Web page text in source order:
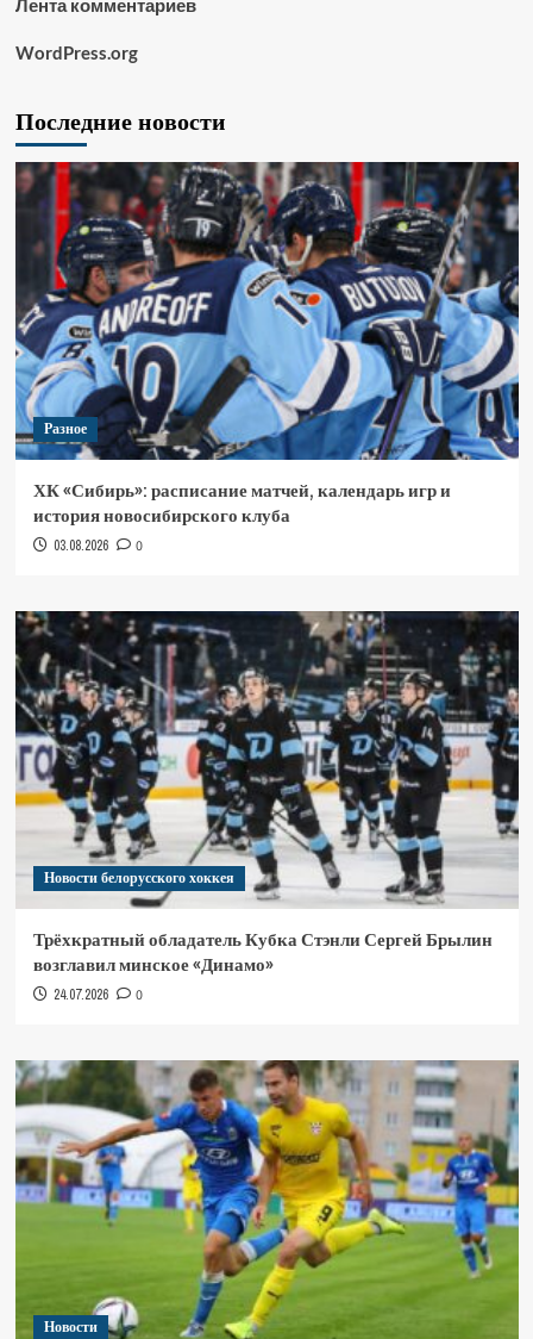
Лента комментариев
WordPress.org
Последние новости
Разное
ХК «Сибирь»: расписание матчей, календарь игр и
история новосибирского клуба
03.08.2026 0
Новости белорусского хоккея
Трёхкратный обладатель Кубка Стэнли Сергей Брылин
возглавил минское «Динамо»
24.07.2026 0
Новости